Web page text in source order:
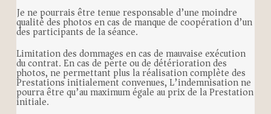
Je ne pourrais être tenue responsable d’une moindre
qualité des photos en cas de manque de coopération d’un
des participants de la séance.
Limitation des dommages en cas de mauvaise exécution
du contrat. En cas de perte ou de détérioration des
photos, ne permettant plus la réalisation complète des
Prestations initialement convenues, L’indemnisation ne
pourra être qu’au maximum égale au prix de la Prestation
initiale.